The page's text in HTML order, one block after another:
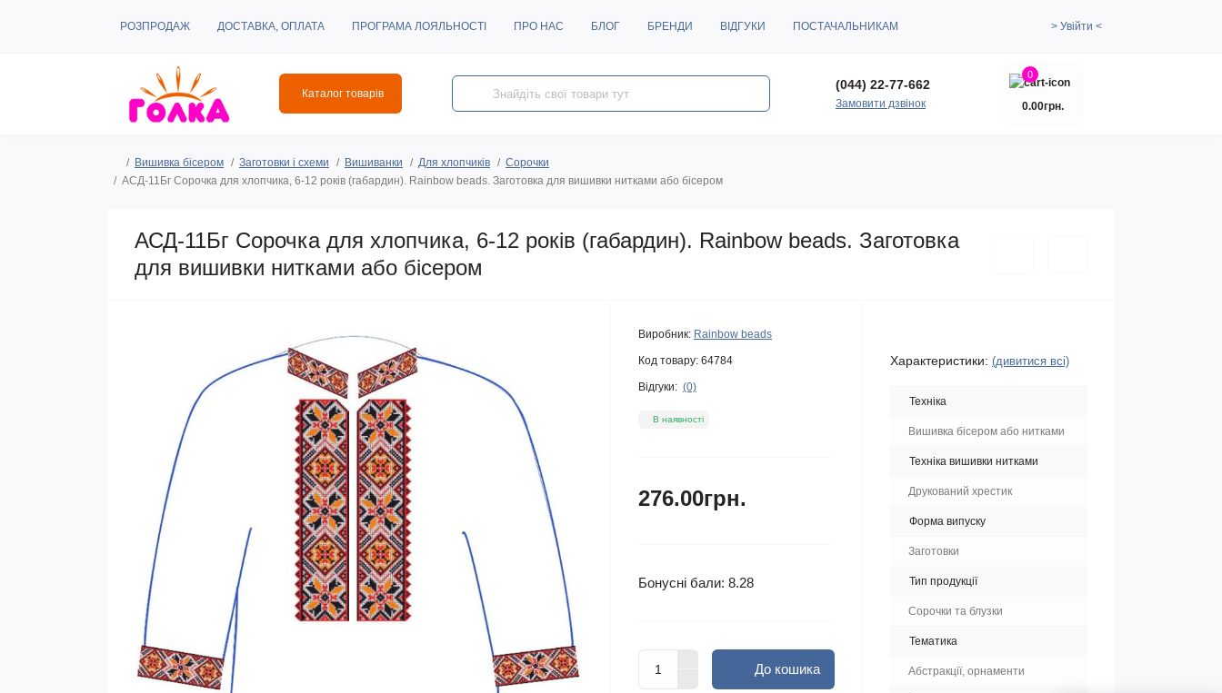
РОЗПРОДАЖ ДОСТАВКА, ОПЛАТА ПРОГРАМА ЛОЯЛЬНОСТІ ПРО НАС БЛОГ БРЕНДИ ВІДГУКИ ПОСТАЧАЛЬНИКАМ > Увійти <
Каталог товарів
(044) 22-77-662
Замовити дзвінок
0
0.00грн.
Вишивка бісером Заготовки і схеми Вишиванки Для хлопчиків
Сорочки
АСД-11Бг Сорочка для хлопчика, 6-12 років (габардин). Rainbow beads. Заготовка для вишивки нитками або бісером
АСД-11Бг Сорочка для хлопчика, 6-12 років (габардин). Rainbow beads. Заготовка
для вишивки нитками або бісером
Виробник: Rainbow beads
Код товару: 64784
Відгуки: (0)
В наявності
276.00грн.
Бонусні бали: 8.28
До кошика
Характеристики: (дивитися всі)
Техніка
Вишивка бісером або нитками
Техніка вишивки нитками
Друкований хрестик
Форма випуску
Заготовки
Тип продукції
Сорочки та блузки
Тематика
Абстракції, орнаменти